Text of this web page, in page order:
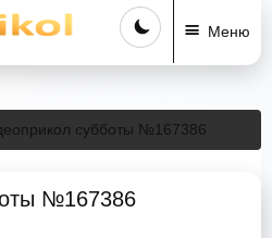
Меню
субботы №167386
№167386